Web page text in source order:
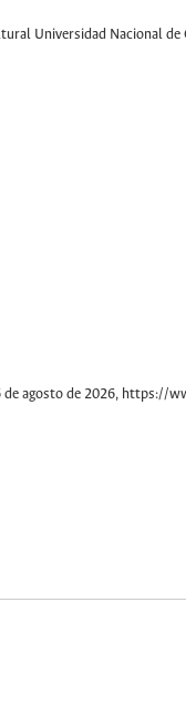
Universidad Nacional
de agosto de 2026, https://